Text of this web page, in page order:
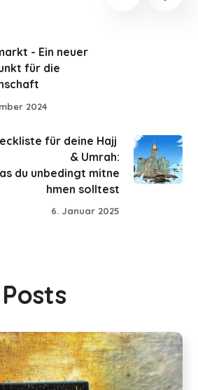
- Ein neuer
für die
2024
für deine Hajj
& Umrah:
du unbedingt mitne
hmen solltest
6. Januar 2025